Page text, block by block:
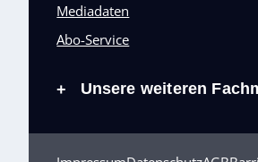
Mediadaten
Abo-Service
+ Unsere weiteren